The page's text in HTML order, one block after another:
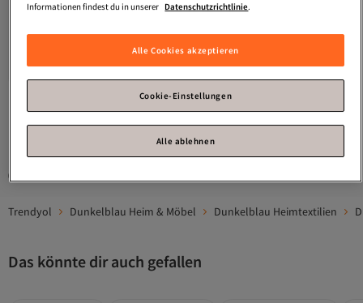
Platz 2 der Bestseller
Marineblaues Rückenlehnenkissen
Schnürsenkeln, 44x88 cm
25,
1
Trendyol Dunkelblau Heim & Möbel Dunkelblau Heimtextilien
Das könnte dir auch gefallen
Informationen findest du in unserer Datenschutzrichtlinie.
Alle Cookies akzeptieren
Cookie-Einstellungen
Alle ablehnen